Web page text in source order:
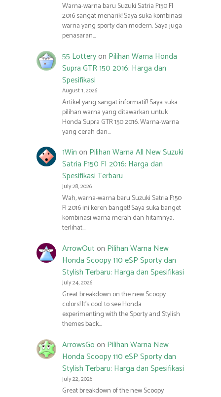
Warna-warna baru Suzuki Satria F150 FI
2016 sangat menarik! Saya suka kombinasi
warna yang sporty dan modern. Saya juga
penasaran…
55 Lotteryon Pilihan Warna Honda
Supra GTR 150 2016: Harga dan
Spesifikasi
August 1, 2026
Artikel yang sangat informatif! Saya suka
pilihan warna yang ditawarkan untuk
Honda Supra GTR 150 2016. Warna-warna
yang cerah dan…
1Winon Pilihan Warna All New Suzuki
Satria F150 FI 2016: Harga dan
Spesifikasi Terbaru
July 28, 2026
Wah, warna-warna baru Suzuki Satria F150
FI 2016 ini keren banget! Saya suka banget
kombinasi warna merah dan hitamnya,
terlihat…
ArrowOuton Pilihan Warna New
Honda Scoopy 110 eSP Sporty dan
Stylish Terbaru: Harga dan Spesifikasi
July 24, 2026
Great breakdown on the new Scoopy
colors! It’s cool to see Honda
experimenting with the Sporty and Stylish
themes back…
ArrowsGoon Pilihan Warna New
Honda Scoopy 110 eSP Sporty dan
Stylish Terbaru: Harga dan Spesifikasi
July 22, 2026
Great breakdown of the new Scoopy